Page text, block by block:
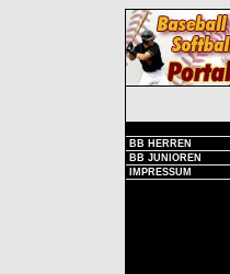
BB HERREN
BB JUNIOREN
IMPRESSUM